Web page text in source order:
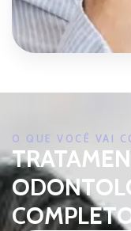
O QUE VOCÊ VAI